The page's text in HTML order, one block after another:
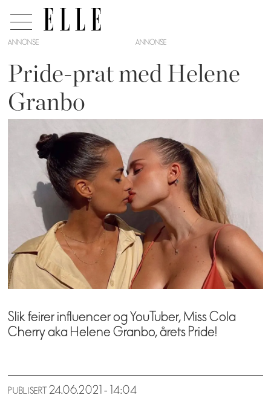
ANNONSE
Pride-prat med Helene
Granbo
Slik feirer influencer og YouTuber, Miss Cola
Cherry aka Helene Granbo, årets Pride!
PUBLISERT 24.06.2021 - 14:04